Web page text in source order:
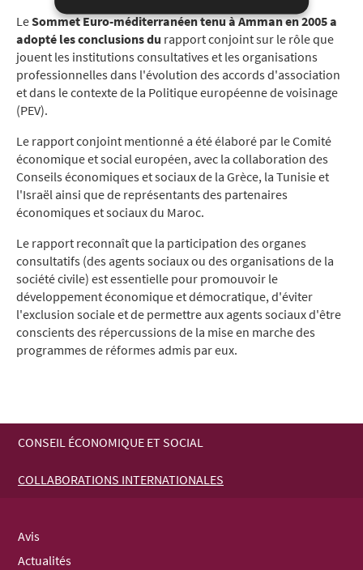
LeSommet Euro-méditerranéen tenu à Amman en 2005 a
adopté les conclusions du rapport conjoint sur le rôle que
jouent les institutions consultatives et les organisations
professionnelles dans l'évolution des accords d'association
et dans le contexte de la Politique européenne de voisinage
(PEV).
Le rapport conjoint mentionné a été élaboré par le Comité
économique et social européen, avec la collaboration des
Conseils économiques et sociaux de la Grèce, la Tunisie et
l'Israël ainsi que de représentants des partenaires
économiques et sociaux du Maroc.
Le rapport reconnaît que la participation des organes
consultatifs (des agents sociaux ou des organisations de la
société civile) est essentielle pour promouvoir le
développement économique et démocratique, d'éviter
l'exclusion sociale et de permettre aux agents sociaux d'être
conscients des répercussions de la mise en marche des
programmes de réformes admis par eux.
MENU
NAVIGATION
CONSEIL ÉCONOMIQUE ET SOCIAL
COLLABORATIONS INTERNATIONALES
Avis
Actualités